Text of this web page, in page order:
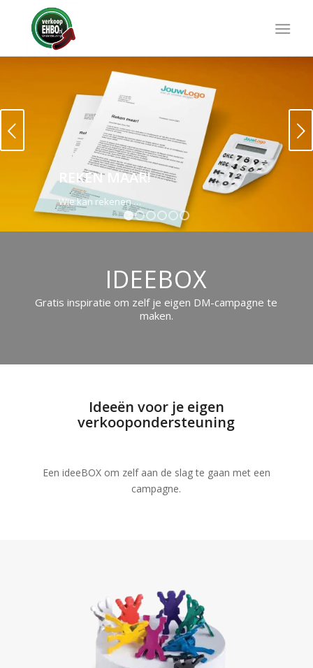
REKEN MAAR!
Wie kan rekenen …
Next
IDEEBOX
Gratis inspiratie om zelf je eigen DM-campagne te
maken.
Ideeën voor je eigen
verkoopondersteuning
Een ideeBOX om zelf aan de slag te gaan met een
campagne.